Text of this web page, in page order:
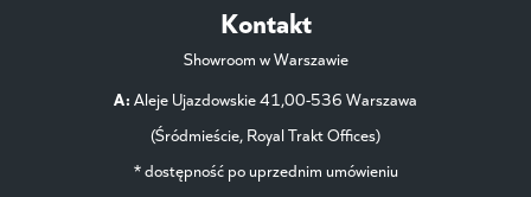
Kontakt
Showroom w Warszawie
A: Aleje Ujazdowskie 41,00-536 Warszawa
(Śródmieście, Royal Trakt Offices)
* dostępność po uprzednim umówieniu